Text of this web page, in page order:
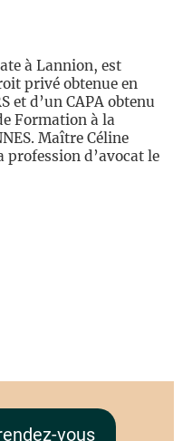
à Lannion, est
privé obtenue en
et d’un CAPA obtenu
Formation à la
Maître Céline
profession d’avocat le
vous